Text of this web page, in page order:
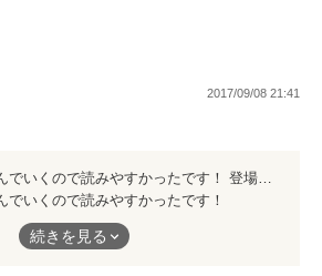
2017/09/08 21:41
テンポよく物語が進んでいくので読みやすかったです！ 登場人物の動きやシチュエーションがすごくわかりやすかったです(^^) キャラクターも素敵ですっ 番外編の続きも気になります♪
でいくので読みやすかったです！
ュエーションがすごくわかりやすかったで
続きを見る